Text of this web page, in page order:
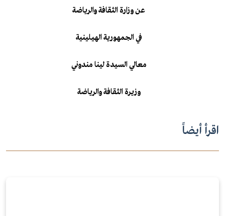
عن وزارة الثقافة والرياضة
في الجمهورية الهيلينية
معالي السيدة لينا مندوني
وزيرة الثقافة والرياضة
اقرأ أيضاً